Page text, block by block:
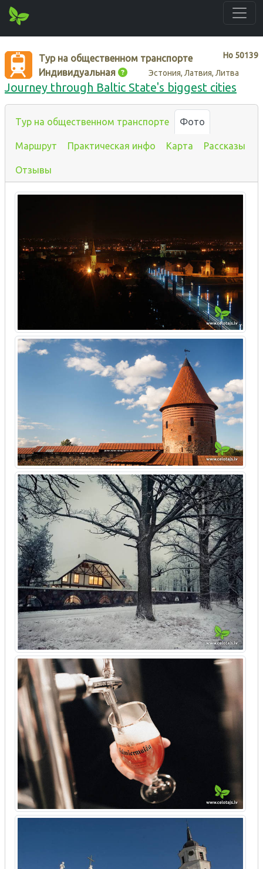
Нo 50139
Тур на общественном транспорте
Индивидуальная
Эстония, Латвия, Литва
Journey through Baltic State's biggest cities
Тур на общественном транспорте Фото
Маршрут Практическая инфо Карта Рассказы
Отзывы